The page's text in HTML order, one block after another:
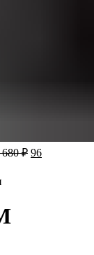
680₽ 96